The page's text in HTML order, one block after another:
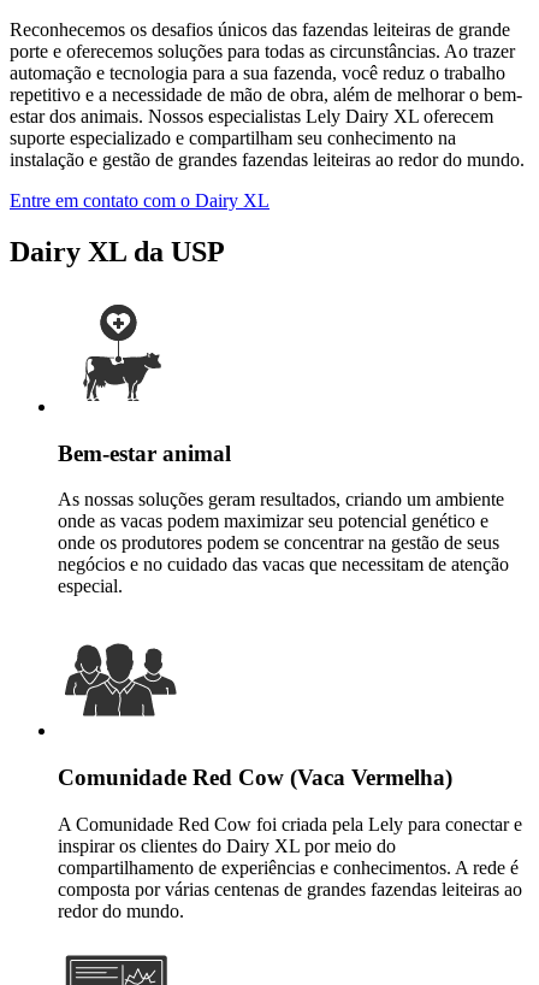
Reconhecemos os desafios únicos das fazendas leiteiras de grande
porte e oferecemos soluções para todas as circunstâncias. Ao trazer
automação e tecnologia para a sua fazenda, você reduz o trabalho
repetitivo e a necessidade de mão de obra, além de melhorar o bem-
estar dos animais. Nossos especialistas Lely Dairy XL oferecem
suporte especializado e compartilham seu conhecimento na
instalação e gestão de grandes fazendas leiteiras ao redor do mundo.
Entre em contato com o Dairy XL
Dairy XL da USP
Bem-estar animal
As nossas soluções geram resultados, criando um ambiente
onde as vacas podem maximizar seu potencial genético e
onde os produtores podem se concentrar na gestão de seus
negócios e no cuidado das vacas que necessitam de atenção
especial.
Comunidade Red Cow (Vaca Vermelha)
A Comunidade Red Cow foi criada pela Lely para conectar e
inspirar os clientes do Dairy XL por meio do
compartilhamento de experiências e conhecimentos. A rede é
composta por várias centenas de grandes fazendas leiteiras ao
redor do mundo.